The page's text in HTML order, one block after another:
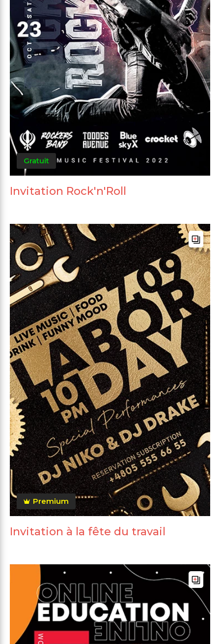
Gratuit
Invitation Rock'n'Roll
Premium
Invitation à la fête du travail